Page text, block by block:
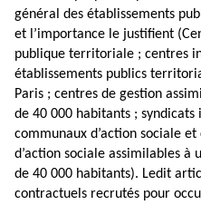
général des établissements
et l’importance le justifient
publique territoriale ; centres
établissements publics
Paris ; centres de gestion
de 40 000 habitants ;
communaux d’action sociale
d’action sociale assimilables à
de 40 000 habitants). Ledit
contractuels recrutés pour